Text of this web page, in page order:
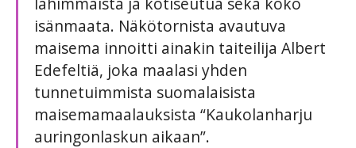
isänmaata. Näkötornista avautuva
maisema innoitti ainakin taiteilija Albert
Edefeltiä, joka maalasi yhden
tunnetuimmista suomalaisista
maisemamaalauksista “Kaukolanharju
auringonlaskun aikaan”.